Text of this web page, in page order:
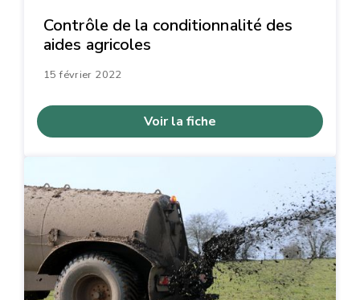
Contrôle de la conditionnalité des
aides agricoles
15 février 2022
Voir la fiche